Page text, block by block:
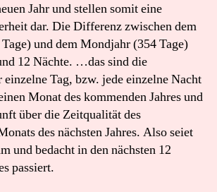
Jahr und stellen somit eine
dar. Die Differenz zwischen dem
und dem Mondjahr (354 Tage)
12 Nächte. …das sind die
einzelne Tag, bzw. jede einzelne Nacht
Monat des kommenden Jahres und
über die Zeitqualität des
des nächsten Jahres. Also seiet
und bedacht in den nächsten 12
passiert.